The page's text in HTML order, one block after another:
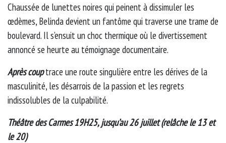
Chaussée de lunettes noires qui peinent à dissimuler les
œdèmes, Belinda devient un fantôme qui traverse une trame de
boulevard. Il s’ensuit un choc thermique où le divertissement
annoncé se heurte au témoignage documentaire.
Après couptrace une route singulière entre les dérives de la
masculinité, les désarrois de la passion et les regrets
indissolubles de la culpabilité.
Théâtre des Carmes 19H25, jusqu’au 26 juillet (relâche le 13 et
le 20)